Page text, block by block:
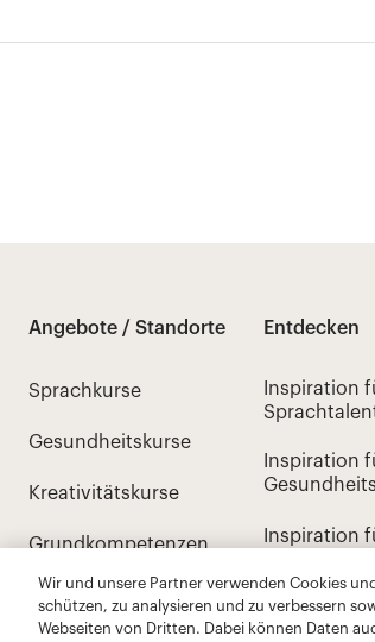
Wir und unsere Partner verwenden Cookies
schützen, zu analysieren und zu verbessern
Webseiten von Dritten. Dabei können Daten